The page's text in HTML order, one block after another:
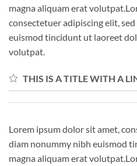
magna aliquam erat
consectetuer adipiscing elit,
euismod tincidunt ut laoreet
volutpat.
THIS IS A TITLE WITH A
Lorem ipsum dolor sit amet,
diam nonummy nibh euismod
magna aliquam erat